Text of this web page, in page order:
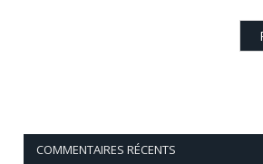
COMMENTAIRES RÉCENTS